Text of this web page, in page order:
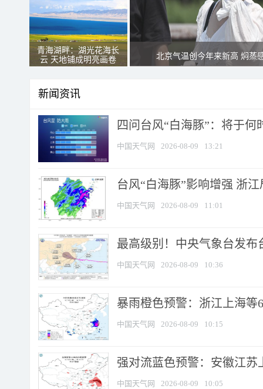
青海湖畔：湖光花海长
云 天地铺成明亮画卷
北京气温创今年来新高 焖蒸
新闻资讯
四问台风“白海豚”：将于
中国天气网 2026-08-09 13:21
台风“白海豚”影响增强 浙
中国天气网 2026-08-09 11:01
最高级别！中央气象台发布
中国天气网 2026-08-09 10:36
暴雨橙色预警：浙江上海等
中国天气网 2026-08-09 10:15
强对流蓝色预警：安徽江苏
中国天气网 2026-08-09 10:05